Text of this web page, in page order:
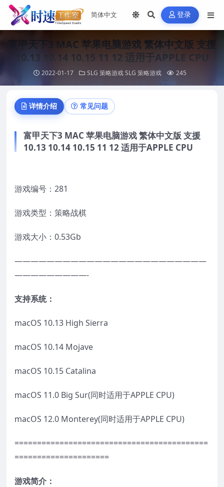
登录
富甲天下3 MAC 苹果电脑游戏 繁体中文版 支援
10.13 10.14 10.15 11 12 适用于APPLE CPU
2022-01-17 SLG 策略游戏SLG 策略游戏 245
详情介绍 常见问题
富甲天下3 MAC 苹果电脑游戏 繁体中文版 支援
10.13 10.14 10.15 11 12 适用于APPLE CPU
游戏编号：281
游戏类型：策略战棋
游戏大小：0.53Gb
————————————————————————
—————————-
支持系统：
macOS 10.13 High Sierra
macOS 10.14 Mojave
macOS 10.15 Catalina
macOS 11.0 Big Sur(同时适用于APPLE CPU)
macOS 12.0 Monterey(同时适用于APPLE CPU)
===========================================
=====================
游戏简介：